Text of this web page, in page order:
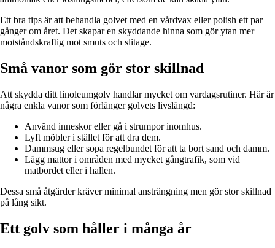
Ett bra tips är att behandla golvet med en vårdvax eller polish ett par
gånger om året. Det skapar en skyddande hinna som gör ytan mer
motståndskraftig mot smuts och slitage.
Små vanor som gör stor skillnad
Att skydda ditt linoleumgolv handlar mycket om vardagsrutiner. Här är
några enkla vanor som förlänger golvets livslängd:
Använd inneskor eller gå i strumpor inomhus.
Lyft möbler i stället för att dra dem.
Dammsug eller sopa regelbundet för att ta bort sand och damm.
Lägg mattor i områden med mycket gångtrafik, som vid
matbordet eller i hallen.
Dessa små åtgärder kräver minimal ansträngning men gör stor skillnad
på lång sikt.
Ett golv som håller i många år